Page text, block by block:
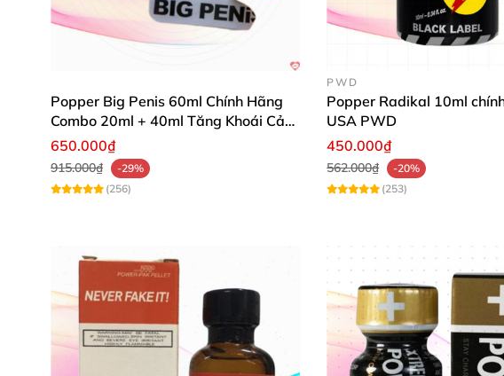
Popper Big Penis 60ml Chính Hãng
Combo 20ml + 40ml Tăng Khoái Cảm
Cho Top & Bot
650.000₫
915.000₫
-29%
(256)
PWD
Popper Radikal 10ml
USA PWD
450.000₫
562.000₫
-20%
(253)